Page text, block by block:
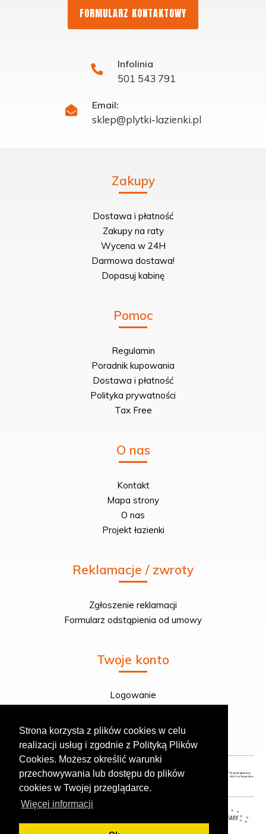
Strona korzysta z plików cookies w celu
realizacji usług i zgodnie z Polityką Plików
Cookies. Możesz określić warunki
przechowywania lub dostępu do plików
cookies w Twojej przeglądarce.
Więcej informacji
FORMULARZ KONTAKTOWY
Infolinia
501 543 791
Email:
sklep@plytki-lazienki.pl
Zakupy
Dostawa i płatność
Zakupy na raty
Wycena w 24H
Darmowa dostawa!
Dopasuj kabinę
Pomoc
Regulamin
Poradnik kupowania
Dostawa i płatność
Polityka prywatności
Tax Free
O nas
Kontakt
Mapa strony
O nas
Projekt łazienki
Reklamacje / zwroty
Zgłoszenie reklamacji
Formularz odstąpienia od umowy
Twoje konto
Logowanie
Twoje zamówienie